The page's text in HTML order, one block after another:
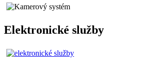
Elektronické služby